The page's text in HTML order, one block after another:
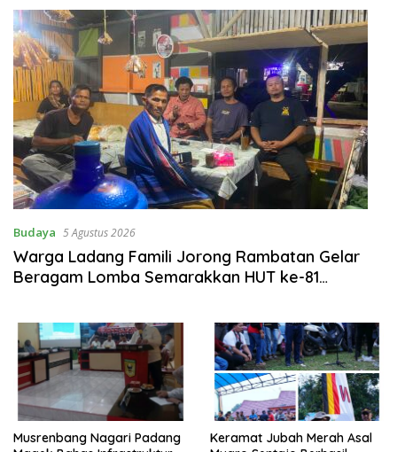
Budaya 5 Agustus 2026
Warga Ladang Famili Jorong Rambatan Gelar
Beragam Lomba Semarakkan HUT ke-81
Musrenbang Nagari Padang
Keramat Jubah Merah Asal